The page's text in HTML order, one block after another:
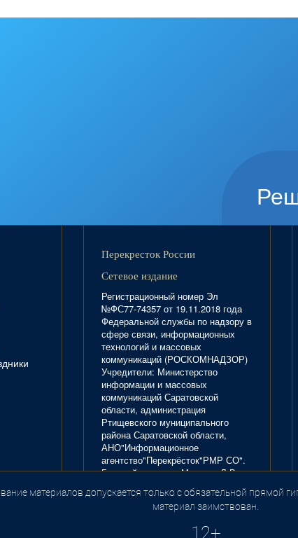
Перекресток России
Сетевое издание
Регистрационный номер Эл
№ФС77-74357 от 19.11.2018 года
Федеральной службы по надзору в
сфере связи, информационных
технологий и массовых
коммуникаций (РОСКОМНАДЗОР)
Учредители: Министерство
информации и массовых
коммуникаций Саратовской
области, администрация
Ртищевского муниципального
района Саратовской области,
АНО"Информационное
агентство"Перекрёсток"РМР СО".
Главный редактор Маркова Л.В.
Тел. 8(84540)4-20-72; отдел
рекламы - 4-29-10.
материалов допускается только с обязательной прямой
материал заимствован.
12+